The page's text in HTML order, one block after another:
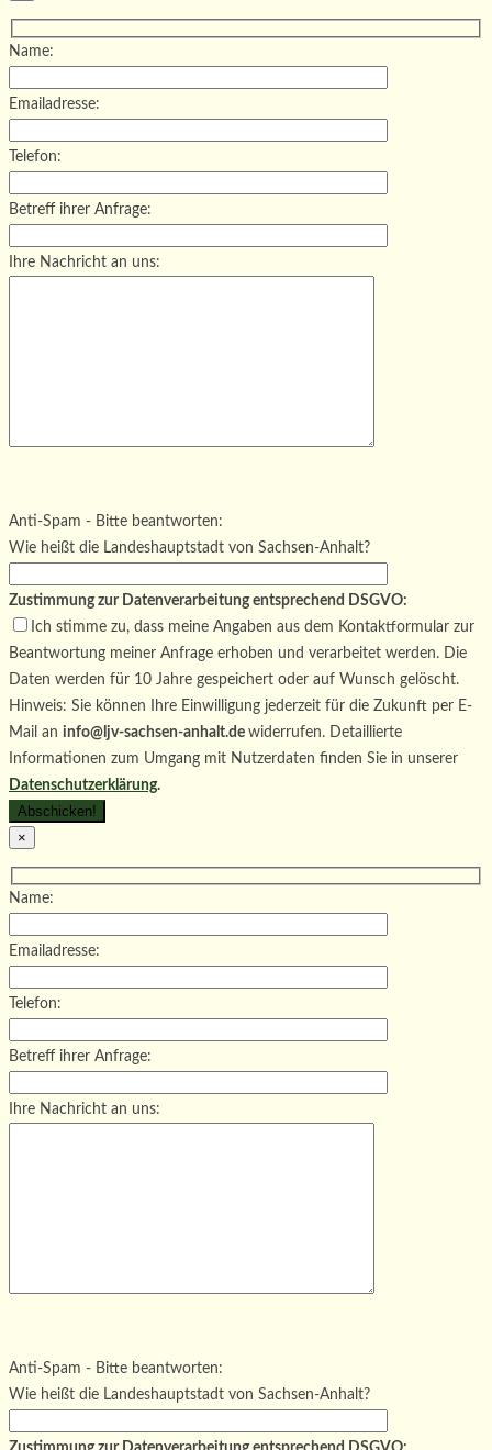
Name:
Emailadresse:
Telefon:
Betreff ihrer Anfrage:
Ihre Nachricht an uns:
Bitte lasse dieses Feld leer.
Anti-Spam - Bitte beantworten:
Wie heißt die Landeshauptstadt von Sachsen-Anhalt?
Zustimmung zur Datenverarbeitung entsprechend DSGVO:
Ich stimme zu, dass meine Angaben aus dem Kontaktformular zur
Beantwortung meiner Anfrage erhoben und verarbeitet werden. Die
Daten werden für 10 Jahre gespeichert oder auf Wunsch gelöscht.
Hinweis: Sie können Ihre Einwilligung jederzeit für die Zukunft per E-
Mail an info@ljv-sachsen-anhalt.de widerrufen. Detaillierte
Informationen zum Umgang mit Nutzerdaten finden Sie in unserer
Datenschutzerklärung.
×
Name:
Emailadresse:
Telefon:
Betreff ihrer Anfrage:
Ihre Nachricht an uns:
Bitte lasse dieses Feld leer.
Anti-Spam - Bitte beantworten:
Wie heißt die Landeshauptstadt von Sachsen-Anhalt?